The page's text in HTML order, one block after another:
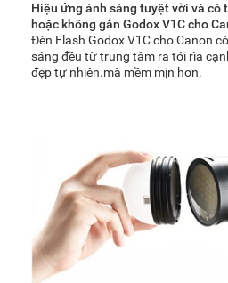
Hiệu ứng ánh sáng tuyệt vời và có
hoặc không gắn Godox V1C cho
Đèn Flash Godox V1C cho Canon
sáng đều từ trung tâm ra tới rìa
đẹp tự nhiên.mà mềm mịn hơn.